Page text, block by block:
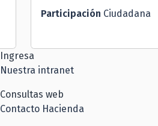
Participación Ciudadana
Ingresa
Nuestra intranet
Consultas web
Contacto Hacienda